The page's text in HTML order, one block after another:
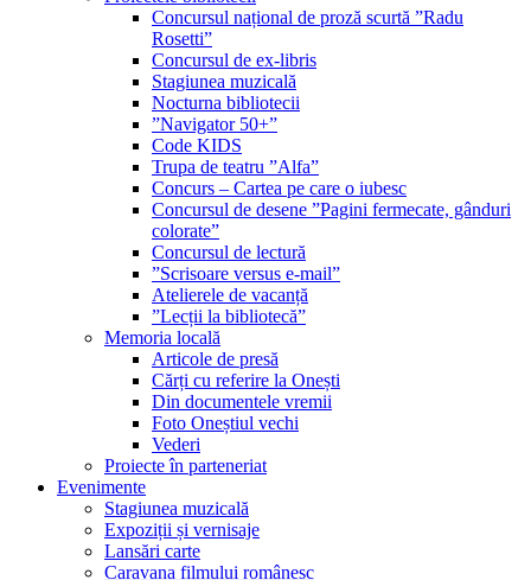
Concursul național de proză scurtă ”Radu
Rosetti”
Concursul de ex-libris
Stagiunea muzicală
Nocturna bibliotecii
”Navigator 50+”
Code KIDS
Trupa de teatru ”Alfa”
Concurs – Cartea pe care o iubesc
Concursul de desene ”Pagini fermecate, gânduri
colorate”
Concursul de lectură
”Scrisoare versus e-mail”
Atelierele de vacanță
”Lecții la bibliotecă”
Memoria locală
Articole de presă
Cărți cu referire la Onești
Din documentele vremii
Foto Oneștiul vechi
Vederi
Proiecte în parteneriat
Evenimente
Stagiunea muzicală
Expoziții și vernisaje
Lansări carte
Caravana filmului românesc